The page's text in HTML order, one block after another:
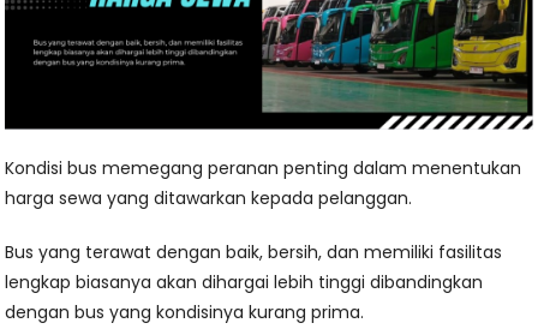
Kondisi bus memegang peranan penting dalam menentukan
harga sewa yang ditawarkan kepada pelanggan.
Bus yang terawat dengan baik, bersih, dan memiliki fasilitas
lengkap biasanya akan dihargai lebih tinggi dibandingkan
dengan bus yang kondisinya kurang prima.